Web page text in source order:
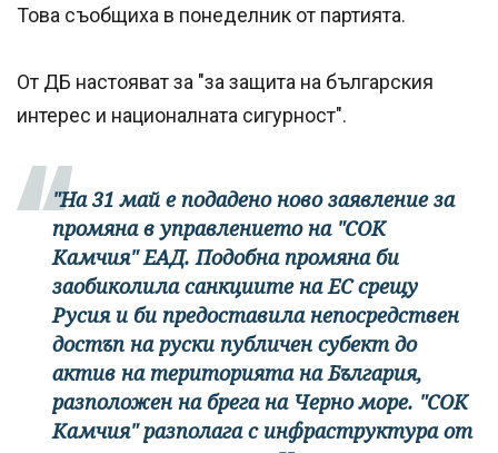
Това съобщиха в понеделник от партията.
От ДБ настояват за "за защита на българския
интерес и националната сигурност".
"На 31 май е подадено ново заявление за
промяна в управлението на "СОК
Камчия" ЕАД. Подобна промяна би
заобиколила санкциите на ЕС срещу
Русия и би предоставила непосредствен
достъп на руски публичен субект до
актив на територията на България,
разположен на брега на Черно море. "СОК
Камчия" разполага с инфраструктура от